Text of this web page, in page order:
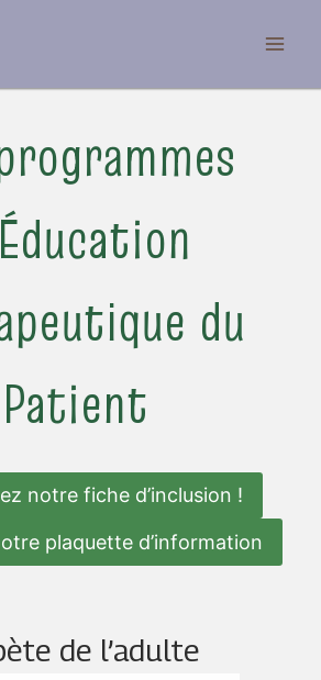
du
Patient
notre fiche d’inclusion !
plaquette d’information
de l’adulte